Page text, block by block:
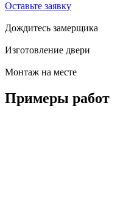
Оставьте заявку
Дождитесь замерщика
Изготовление двери
Монтаж на месте
Примеры работ